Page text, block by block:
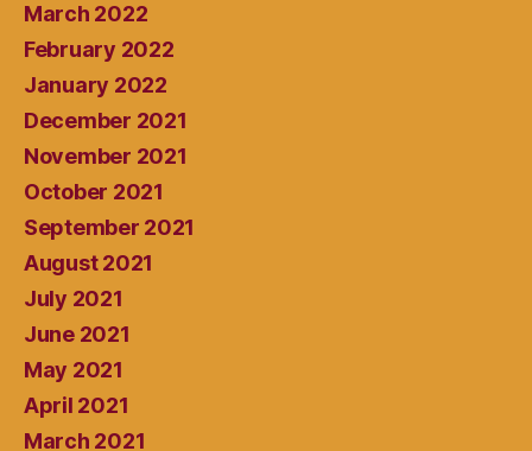
March 2022
February 2022
January 2022
December 2021
November 2021
October 2021
September 2021
August 2021
July 2021
June 2021
May 2021
April 2021
March 2021